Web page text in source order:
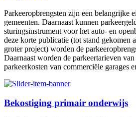
Parkeeropbrengsten zijn een belangrijke
gemeenten. Daarnaast kunnen
sturingsinstrument voor het auto- en
deze korte publicatie (tot stand gekomen
groter project) worden de
Daarnaast worden de parkeertarieven
parkeerkosten van commerciële garages
Bekostiging primair onderwijs